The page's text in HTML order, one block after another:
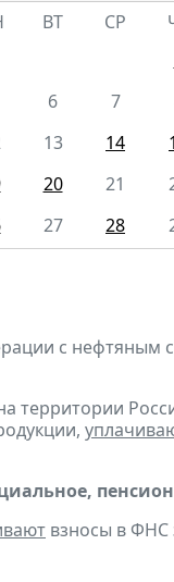
ВТ СР
6 7
13 14
20 21
27 28
с нефтяным
территории
взносы в ФНС